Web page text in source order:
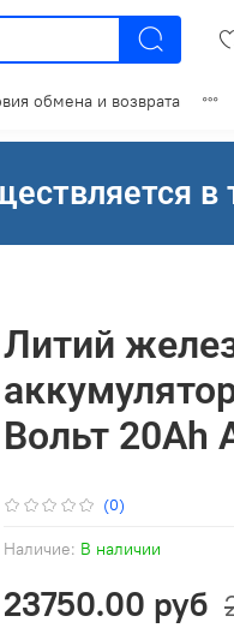
обмена и возврата
в
(0)
Наличие: В наличии
Литий
Вольт 20Ah
23750.00 руб